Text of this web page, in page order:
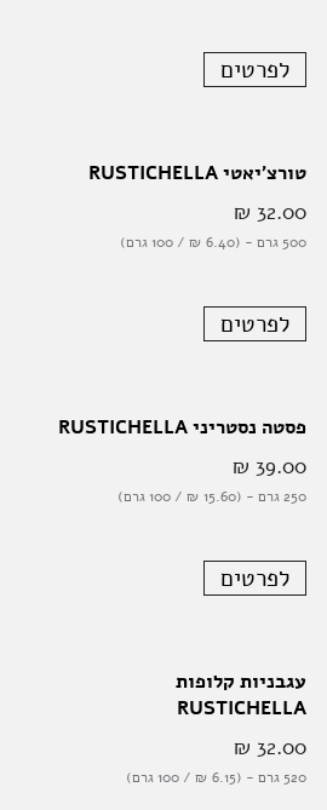
לפרטים
טורצ'יאטי RUSTICHELLA
32.00 ‏₪
500 גרם - (6.40 ‏₪ / 100 גרם)
לפרטים
פסטה נסטריני RUSTICHELLA
39.00 ‏₪
250 גרם - (15.60 ‏₪ / 100 גרם)
לפרטים
עגבניות קלופות
RUSTICHELLA
32.00 ‏₪
520 גרם - (6.15 ‏₪ / 100 גרם)